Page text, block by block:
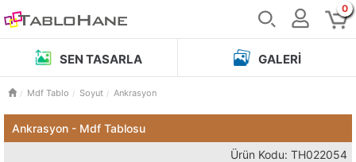
0
SEN TASARLA GALERI
Mdf Tablo Soyut Ankrasyon
Ankrasyon - Mdf Tablosu
Ürün Kodu: TH022054